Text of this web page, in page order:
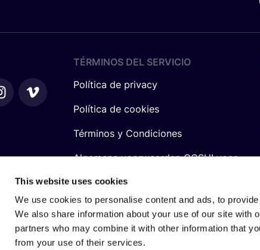
This website uses cookies
We use cookies to personalise content and ads, to
We also share information about your use of our site with
partners who may combine it with other information that
from your use of their services.
TÉRMINOS DEL SERVICIO
Política de privacy
Política de cookies
Términos y Condiciones
Algemene voorwaarden COSH! voor